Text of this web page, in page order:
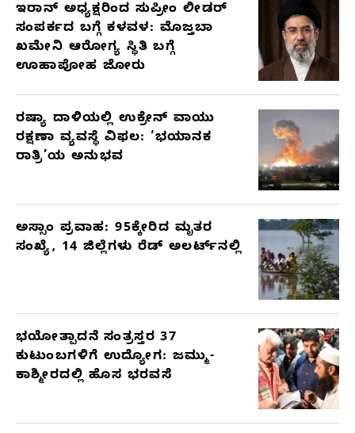
ಇರಾನ್ ಅಧ್ಯಕ್ಷರಿಂದ ಸುಪ್ರೀಂ ಲೀಡರ್
ಸಂಪರ್ಕದ ಬಗ್ಗೆ ಕಳವಳ: ಮೊಜ್ತಬಾ
ಖಮೇನಿ ಆರೋಗ್ಯ ಸ್ಥಿತಿ ಬಗ್ಗೆ
ಊಹಾಪೋಹ ಜೋರು
ರಷ್ಯಾ ದಾಳಿಯಲ್ಲಿ ಉಕ್ರೇನ್ ವಾಯು
ರಕ್ಷಣಾ ವ್ಯವಸ್ಥೆ ವಿಫಲ: ‘ಭಯಾನಕ
ರಾತ್ರಿ’ಯ ಅನುಭವ
ಅಸ್ಸಾಂ ಪ್ರವಾಹ: 95ಕ್ಕೇರಿದ ಮೃತರ
ಸಂಖ್ಯೆ, 14 ಜಿಲ್ಲೆಗಳು ರೆಡ್ ಅಲರ್ಟ್‌ನಲ್ಲಿ
ಭಯೋತ್ಪಾದನೆ ಸಂತ್ರಸ್ತರ 37
ಕುಟುಂಬಗಳಿಗೆ ಉದ್ಯೋಗ: ಜಮ್ಮು-
ಕಾಶ್ಮೀರದಲ್ಲಿ ಹೊಸ ಭರವಸೆ